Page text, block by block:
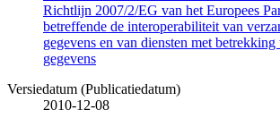
Richtlijn 2007/2/EG van het Europees
betreffende de interoperabiliteit van
gegevens en van diensten met
gegevens
Versiedatum (Publicatiedatum)
2010-12-08